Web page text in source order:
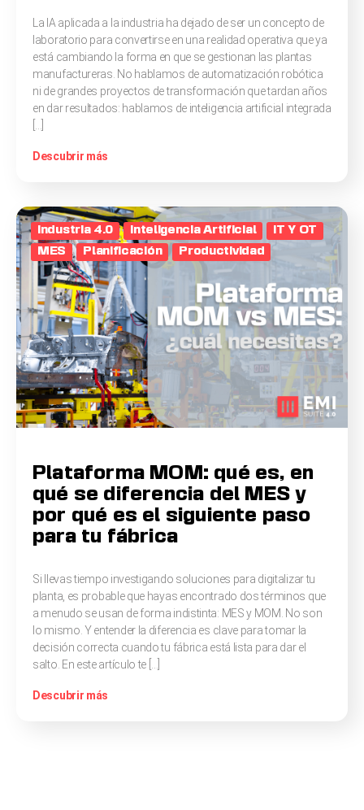
La IA aplicada a la industria ha dejado de ser un concepto de
laboratorio para convertirse en una realidad operativa que ya
está cambiando la forma en que se gestionan las plantas
manufactureras. No hablamos de automatización robótica
ni de grandes proyectos de transformación que tardan años
en dar resultados: hablamos de inteligencia artificial integrada
[…]
Descubrir más
Industria 4.0 Inteligencia Artificial
IT Y OT
MES
Planificación Productividad
Plataforma MOM: qué es, en
qué se diferencia del MES y
por qué es el siguiente paso
para tu fábrica
Si llevas tiempo investigando soluciones para digitalizar tu
planta, es probable que hayas encontrado dos términos que
a menudo se usan de forma indistinta: MES y MOM. No son
lo mismo. Y entender la diferencia es clave para tomar la
decisión correcta cuando tu fábrica está lista para dar el
salto. En este artículo te […]
Descubrir más